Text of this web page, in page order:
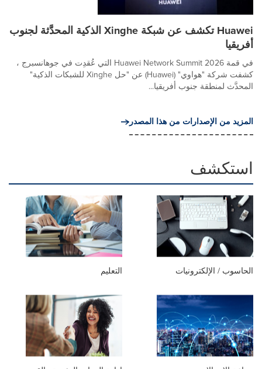
Huawei تكشف عن شبكة Xinghe الذكية المحدَّثة لجنوب
أفريقيا
في قمة Huawei Network Summit 2026 التي عُقدِت في جوهانسبرج ،
كشفت شركة "هواوي" (Huawei) عن "حل Xinghe للشبكات الذكية"
المحدَّث لمنطقة جنوب أفريقيا...
المزيد من الإصدارات من هذا المصدر
استكشف
الحاسوب / الإلكترونيات التعليم